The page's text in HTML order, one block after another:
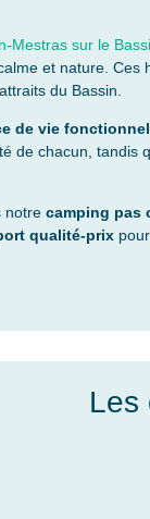
Mestras sur le
et nature. Ces
du Bassin.
de vie
de chacun, tandis
notre camping pas
qualité-prixpour
Les